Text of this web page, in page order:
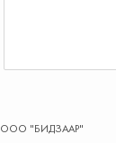
ООО "БИДЗААР"